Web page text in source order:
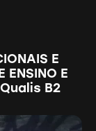
E
ENSINO E
Qualis B2